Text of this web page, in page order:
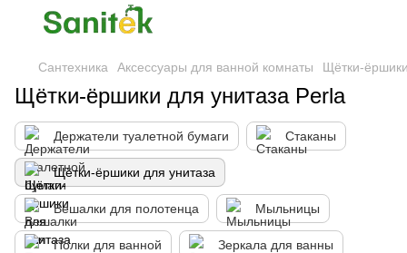
Сантехника Аксессуары для ванной комнаты Щётки-
Щётки-ёршики для унитаза Perla
Держатели туалетной бумаги Стаканы
Щётки-ёршики для унитаза
Вешалки для полотенца Мыльницы
Полки для ванной Зеркала для ванны